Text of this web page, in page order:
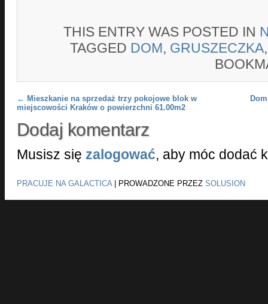
THIS ENTRY WAS POSTED IN
TAGGED DOM, GRUSZECZKA
Post navigation
← Mieszkanie na sprzedaż trzy pokojowe blok w
miejscowości Kraków o powierzchni 61.00m2
Dodaj komentarz
Musisz się zalogować, aby móc dodać
PRACUJE NA GALACTICA| PROWADZONE PRZEZ SOLUSION